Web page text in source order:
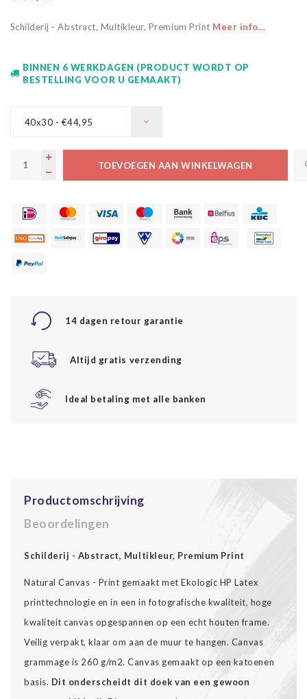
Schilderij - Abstract, Multikleur, Premium Print Meer info...
BINNEN 6 WERKDAGEN (PRODUCT WORDT OP
BESTELLING VOOR U GEMAAKT)
40x30 - €44,95
TOEVOEGEN AAN WINKELWAGEN
14 dagen retour garantie
Altijd gratis verzending
Ideal betaling met alle banken
Productomschrijving
Beoordelingen
Schilderij - Abstract, Multikleur, Premium Print
Natural Canvas - Print gemaakt met Ekologic HP Latex
printtechnologie en in een in fotografische kwaliteit, hoge
kwaliteit canvas opgespannen op een echt houten frame.
Veilig verpakt, klaar om aan de muur te hangen. Canvas
grammage is 260 g/m2. Canvas gemaakt op een katoenen
basis. Dit onderscheidt dit doek van een gewoon